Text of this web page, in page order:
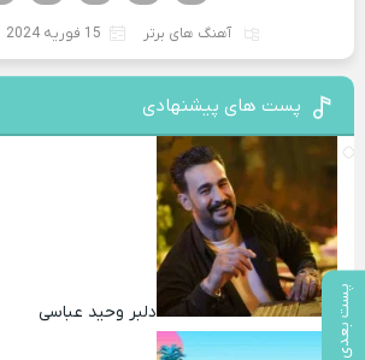
پست بعدی
آهنگ های برتر 15 فوریه 2024
پست های پیشنهادی
دلبر وحید عباسی